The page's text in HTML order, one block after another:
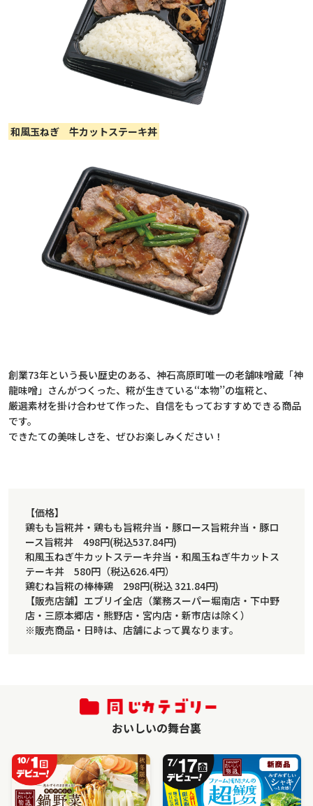
和風玉ねぎ 牛カットステーキ丼
創業73年という長い歴史のある、神石高原町唯一の老舗味噌蔵「神
龍味噌」さんがつくった、糀が生きている‘‘本物’’の塩糀と、
厳選素材を掛け合わせて作った、自信をもっておすすめできる商品
です。
できたての美味しさを、ぜひお楽しみください！
【価格】
鶏もも旨糀丼・鶏もも旨糀弁当・豚ロース旨糀弁当・豚ロ
ース旨糀丼 498円(税込537.84円)
和風玉ねぎ牛カットステーキ弁当・和風玉ねぎ牛カットス
テーキ丼 580円（税込626.4円）
鶏むね旨糀の棒棒鶏 298円(税込 321.84円)
【販売店舗】エブリイ全店（業務スーパー堀南店・下中野
店・三原本郷店・熊野店・宮内店・新市店は除く）
※販売商品・日時は、店舗によって異なります。
おいしいの舞台裏